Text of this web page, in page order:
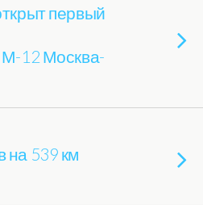
первый
М-12 Москва-
539 км